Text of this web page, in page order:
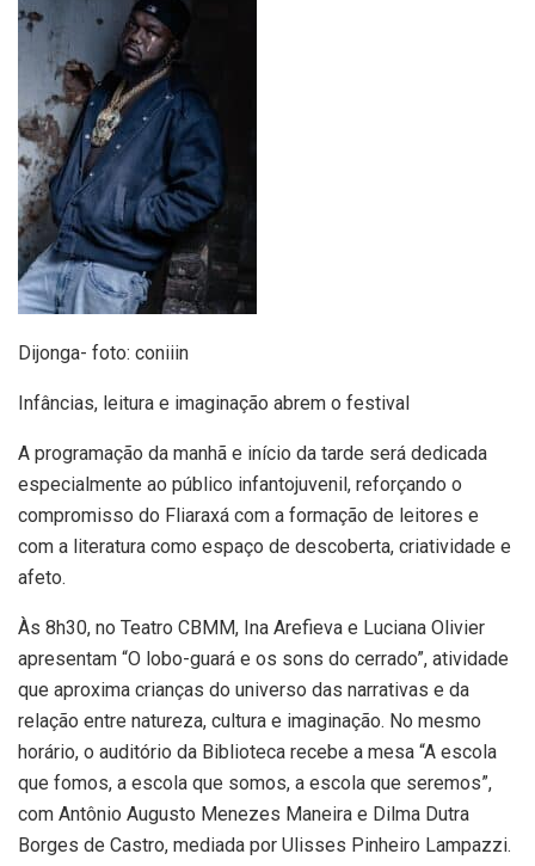
Dijonga- foto: coniiin
Infâncias, leitura e imaginação abrem o festival
A programação da manhã e início da tarde será dedicada
especialmente ao público infantojuvenil, reforçando o
compromisso do Fliaraxá com a formação de leitores e
com a literatura como espaço de descoberta, criatividade e
afeto.
Às 8h30, no Teatro CBMM, Ina Arefieva e Luciana Olivier
apresentam “O lobo-guará e os sons do cerrado”, atividade
que aproxima crianças do universo das narrativas e da
relação entre natureza, cultura e imaginação. No mesmo
horário, o auditório da Biblioteca recebe a mesa “A escola
que fomos, a escola que somos, a escola que seremos”,
com Antônio Augusto Menezes Maneira e Dilma Dutra
Borges de Castro, mediada por Ulisses Pinheiro Lampazzi.